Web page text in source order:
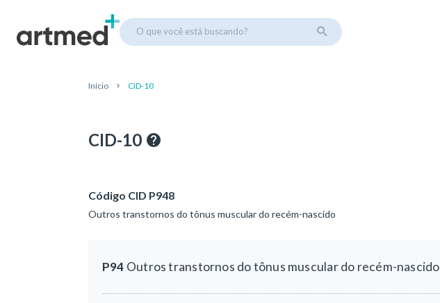
O que você está buscando?
Início CID-10
CID-10
Código CID P948
Outros transtornos do tônus muscular do recém-nascido
P94 Outros transtornos do tônus muscular do recém-nascido